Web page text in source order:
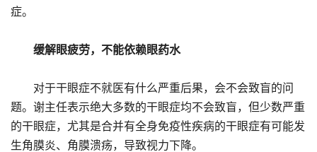
症。
缓解眼疲劳，不能依赖眼药水
对于干眼症不就医有什么严重后果，会不会致盲的问
题。谢主任表示绝大多数的干眼症均不会致盲，但少数严重
的干眼症，尤其是合并有全身免疫性疾病的干眼症有可能发
生角膜炎、角膜溃疡，导致视力下降。